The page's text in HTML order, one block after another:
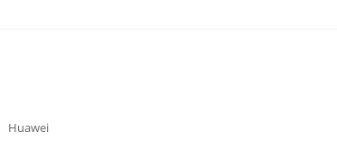
Huawei